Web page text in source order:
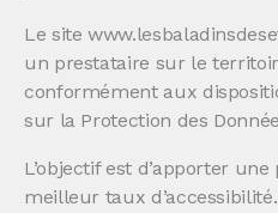
Le site
un prestataire sur le
conformément aux
sur la Protection des
L’objectif est d’apporter
meilleur taux